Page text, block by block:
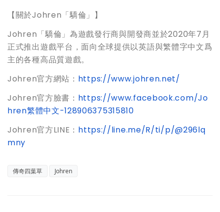
【關於Johren「驕倫」】
Johren「驕倫」為遊戲發行商與開發商並於2020年7月
正式推出遊戲平台，面向全球提供以英語與繁體字中文爲
主的各種高品質遊戲。
Johren官方網站： https://www.johren.net/
Johren官方臉書： https://www.facebook.com/Jo
hren繁體中文-128906375315810
Johren官方LINE： https://line.me/R/ti/p/@296lq
mny
傳奇四葉草 Johren